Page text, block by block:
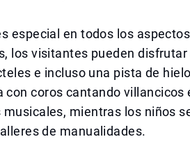
especial en todos los
los visitantes pueden
e incluso una pista de
con coros cantando villancicos
musicales, mientras los niños
de manualidades.